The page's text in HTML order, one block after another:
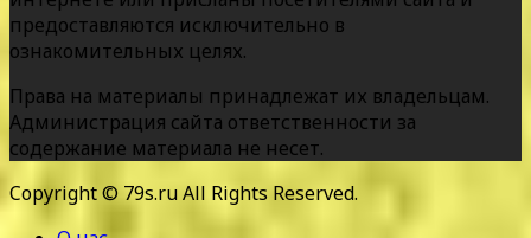
предоставляются исключительно в
ознакомительных целях.
Права на материалы принадлежат их владельцам.
Администрация сайта ответственности за
содержание материала не несет.
Copyright © 79s.ru All Rights Reserved.